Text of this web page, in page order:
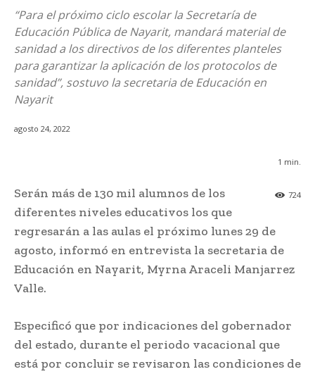
“Para el próximo ciclo escolar la Secretaría de
Educación Pública de Nayarit, mandará material de
sanidad a los directivos de los diferentes planteles
para garantizar la aplicación de los protocolos de
sanidad”, sostuvo la secretaria de Educación en
Nayarit
agosto 24, 2022
1 min.
724
Serán más de 130 mil alumnos de los
diferentes niveles educativos los que
regresarán a las aulas el próximo lunes 29 de
agosto, informó en entrevista la secretaria de
Educación en Nayarit, Myrna Araceli Manjarrez
Valle.
Especificó que por indicaciones del gobernador
del estado, durante el periodo vacacional que
está por concluir se revisaron las condiciones de